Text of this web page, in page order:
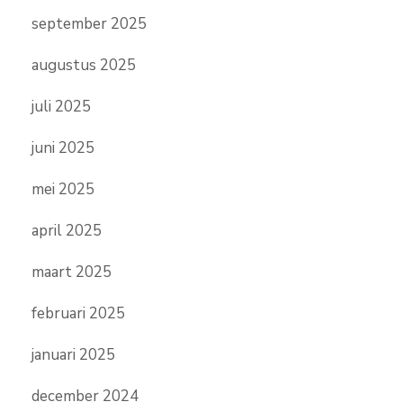
september 2025
augustus 2025
juli 2025
juni 2025
mei 2025
april 2025
maart 2025
februari 2025
januari 2025
december 2024